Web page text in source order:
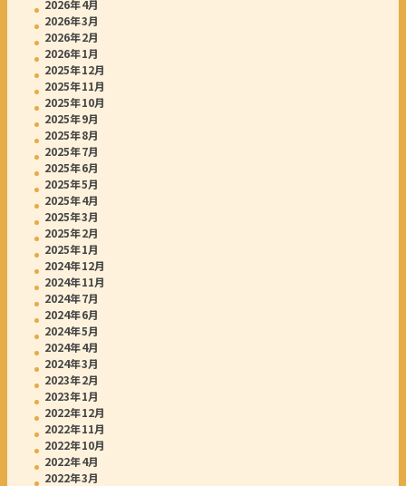
2026年4月
2026年3月
2026年2月
2026年1月
2025年12月
2025年11月
2025年10月
2025年9月
2025年8月
2025年7月
2025年6月
2025年5月
2025年4月
2025年3月
2025年2月
2025年1月
2024年12月
2024年11月
2024年7月
2024年6月
2024年5月
2024年4月
2024年3月
2023年2月
2023年1月
2022年12月
2022年11月
2022年10月
2022年4月
2022年3月